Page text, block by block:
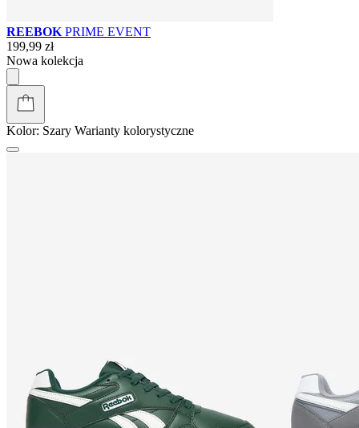
REEBOK PRIME EVENT
199,99 zł
Nowa kolekcja
Kolor: Szary Warianty kolorystyczne